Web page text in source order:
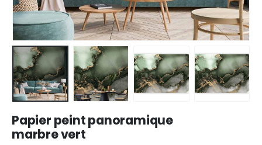
Papier peint panoramique
marbre vert